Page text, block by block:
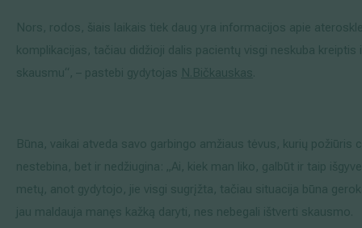
Nors, rodos, šiais laikais tiek daug yra informacijos apie
komplikacijas, tačiau didžioji dalis pacientų visgi neskuba kreiptis
skausmu“, – pastebi gydytojas N.Bičkauskas
Būna, vaikai atveda savo garbingo amžiaus tėvus, kurių požiūris
nestebina, bet ir nedžiugina: „Ai, kiek man liko, galbūt ir taip
metų, anot gydytojo, jie visgi sugrįžta, tačiau situacija būna
jau maldauja manęs kažką daryti, nes nebegali ištverti skausmo.